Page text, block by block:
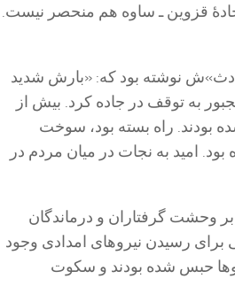
قزوین ـ ساوه هم منحصر نیست.
نوشته بود که: «بارش شدید
به توقف در جاده کرد. بیش از
بودند. راه بسته بود، سوخت
امید به نجات در میان مردم در
وحشت گرفتاران و درماندگان
برای رسیدن نیرو‌های امدادی وجود
حبس شده بودند و سکوت